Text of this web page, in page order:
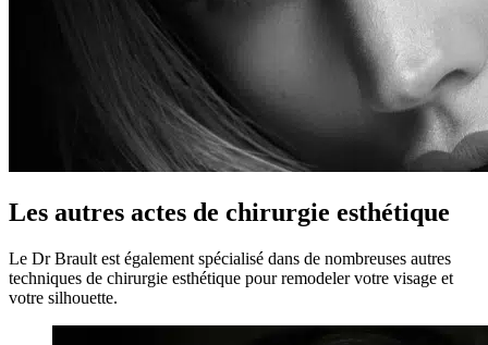
Les autres actes de chirurgie esthétique
Le Dr Brault est également spécialisé dans de nombreuses autres
techniques de chirurgie esthétique pour remodeler votre visage et
votre silhouette.